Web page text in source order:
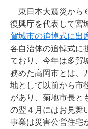
東日本大震災から
復興庁を代表して宮
賀城市の追悼式に出
各自治体の追悼式に
ており、今年は多賀
務めた高岡市とは、
地として以前から市
があり、菊地市長と
の翌４月にはお見舞
事業は災害公営住宅